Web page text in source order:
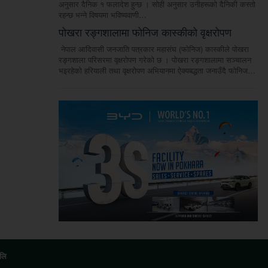
अनुसार दैनिक १ फलादेश हुन्छ । सोही अनुसार उनीहरूको दैनिकी कस्तो
रहन्छ भन्ने विषयमा भविष्यवाणी…
पोखरा रङ्गशालामा फोनिज कास्कीको वृक्षरोपण
नेपाल आदिवासी जनजाति पत्रकार महासंघ (फोनिज) कास्कीले पोखरा
रङ्गशाला परिसरमा वृक्षरोपण गरेको छ । पोखरा रङ्गशालामा सञ्चालन
भइरहेको हरियाली तथा वृक्षरोपण अभियानमा ऐक्यबद्धता जनाउँदै फोनिज…